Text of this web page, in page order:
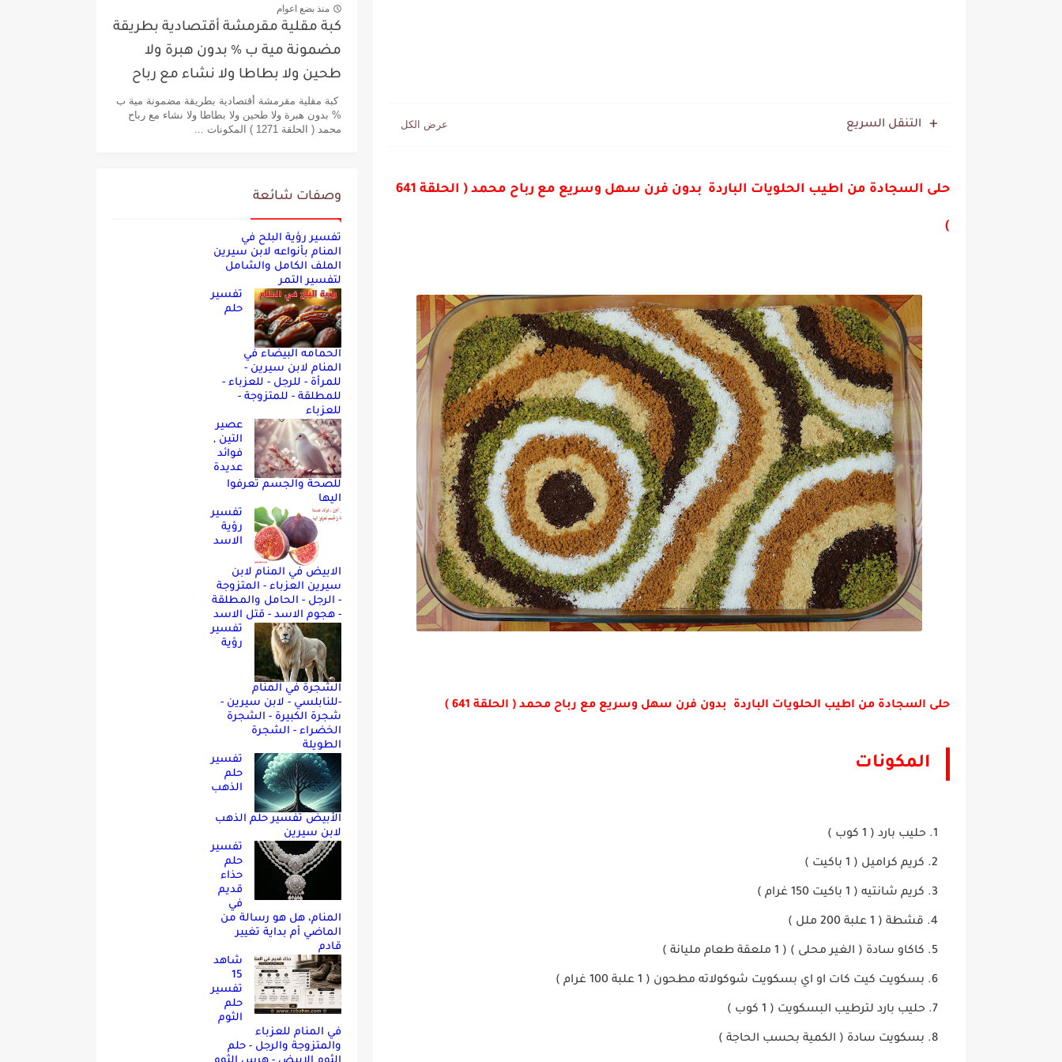
التنقل السريع
حلى السجادة من اطيب الحلويات الباردة بدون فرن سهل وسريع مع رباح محمد ( الحلقة 641
)
حلى السجادة من اطيب الحلويات الباردة بدون فرن سهل وسريع مع رباح محمد ( الحلقة 641 )
المكونات
حليب بارد ( 1 كوب )
كريم كراميل ( 1 باكيت )
كريم شانتيه ( 1 باكيت 150 غرام )
قشطة ( 1 علبة 200 ملل )
كاكاو سادة ( الغير محلى ) ( 1 ملعقة طعام مليانة )
بسكويت كيت كات او اي بسكويت شوكولاته مطحون ( 1 علبة 100 غرام )
حليب بارد لترطيب البسكويت ( 1 كوب )
بسكويت سادة ( الكمية بحسب الحاجة )
منذ بضع اعوام
كبة مقلية مقرمشة أقتصادية بطريقة
مضمونة مية ب % بدون هبرة ولا
طحين ولا بطاطا ولا نشاء مع رباح
محمد
كبة مقلية مقرمشة أقتصادية بطريقة مضمونة مية ب
% بدون هبرة ولا طحين ولا بطاطا ولا نشاء مع رباح
محمد ( الحلقة 1271 ) المكونات ...
وصفات شائعة
تفسير رؤية البلح في
المنام بأنواعه لابن سيرين
الملف الكامل والشامل
لتفسير التمر
تفسير
حلم
الحمامه البيضاء في
المنام لابن سيرين -
للمرأة - للرجل - للعزباء -
للمطلقة - للمتزوجة -
للعزباء
عصير
التين ,
فوائد
عديدة
للصحة والجسم تعرفوا
اليها
تفسير
رؤية
الاسد
الابيض في المنام لابن
سيرين العزباء - المتزوجة
- الرجل - الحامل والمطلقة
- هجوم الاسد - قتل الاسد
تفسير
رؤية
الشجرة في المنام
-للنابلسي - لابن سيرين -
شجرة الكبيرة - الشجرة
الخضراء - الشجرة
الطويلة
تفسير
حلم
الذهب
الأبيض تفسير حلم الذهب
لابن سيرين
تفسير
حلم
حذاء
قديم
في
المنام، هل هو رسالة من
الماضي أم بداية تغيير
قادم
شاهد
15
تفسير
حلم
الثوم
في المنام للعزباء
والمتزوجة والرجل - حلم